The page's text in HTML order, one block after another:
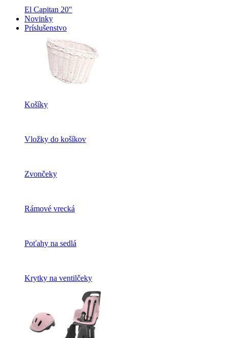
El Capitan 20"
Novinky
Príslušenstvo
Košíky
Vložky do košíkov
Zvončeky
Rámové vrecká
Poťahy na sedlá
Krytky na ventilčeky